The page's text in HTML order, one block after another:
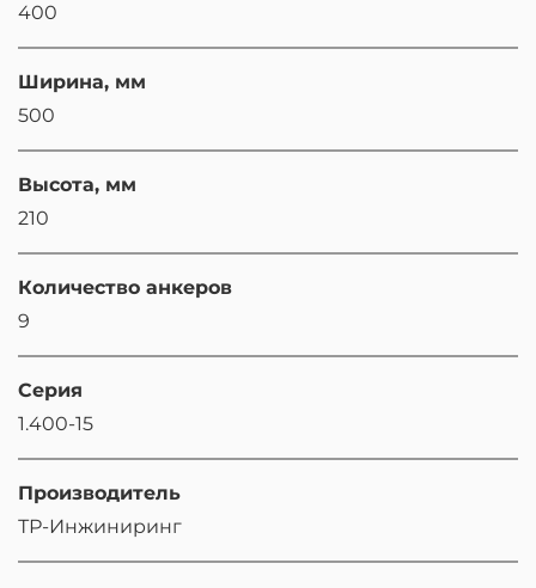
400
Ширина, мм
500
Высота, мм
210
Количество анкеров
9
Серия
1.400-15
Производитель
ТР-Инжиниринг